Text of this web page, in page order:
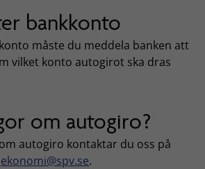
bankkonto
måste du meddela banken att
vilket konto autogirot ska dras
om autogiro?
autogiro kontaktar du oss på
ekonomi@spv.se.